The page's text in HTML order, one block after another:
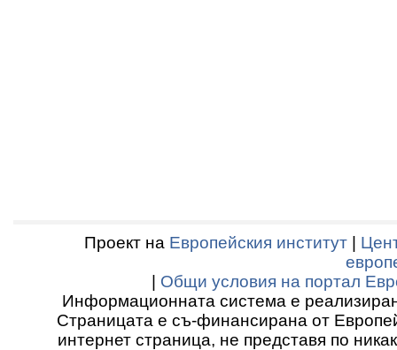
Проект на Европейския институт
Общи условия на портал
Информационната система е
Страницата е съ-финансирана от
интернет страница, не представя по